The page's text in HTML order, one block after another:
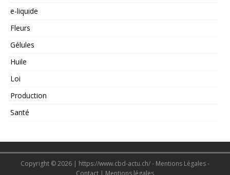
e-liquide
Fleurs
Gélules
Huile
Loi
Production
Santé
Copyright © 2026 | https://www.cbd-actu.ch/ - Mentions Légales -
Contact | Mentions légales